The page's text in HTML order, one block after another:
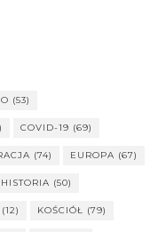
(53)
COVID-19 (69)
(74) EUROPA (67)
HISTORIA (50)
(12) KOŚCIÓŁ (79)